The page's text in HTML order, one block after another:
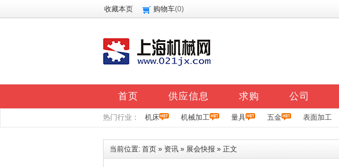
收藏本页 购物车(0)
首页 供应信息 求购 公司
热门行业： 机床 机械加工 量具 五金 表面加工
当前位置: 首页 » 资讯 » 展会快报 » 正文